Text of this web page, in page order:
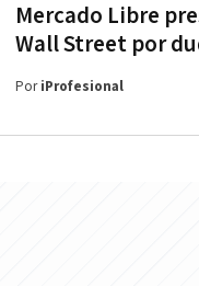
Mercado Libre
Wall Street por
PoriProfesional